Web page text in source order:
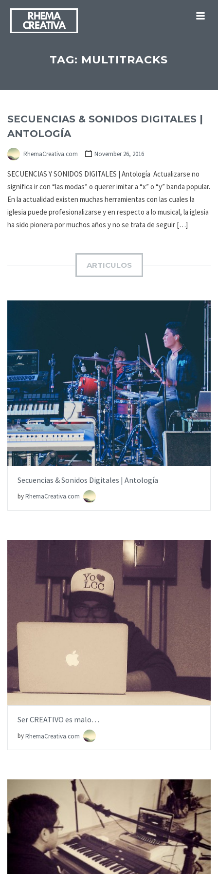
TAG: MULTITRACKS
SECUENCIAS & SONIDOS DIGITALES |
ANTOLOGÍA
RhemaCreativa.com November 26, 2016
SECUENCIAS Y SONIDOS DIGITALES | Antología Actualizarse no
significa ir con “las modas” o querer imitar a “x” o “y” banda popular.
En la actualidad existen muchas herramientas con las cuales la
iglesia puede profesionalizarse y en respecto a lo musical, la iglesia
ha sido pionera por muchos años y no se trata de seguir […]
ARTICULOS
0 COMMENTS
Secuencias & Sonidos Digitales | Antología
byRhemaCreativa.com
0 COMMENTS
Ser CREATIVO es malo…
byRhemaCreativa.com